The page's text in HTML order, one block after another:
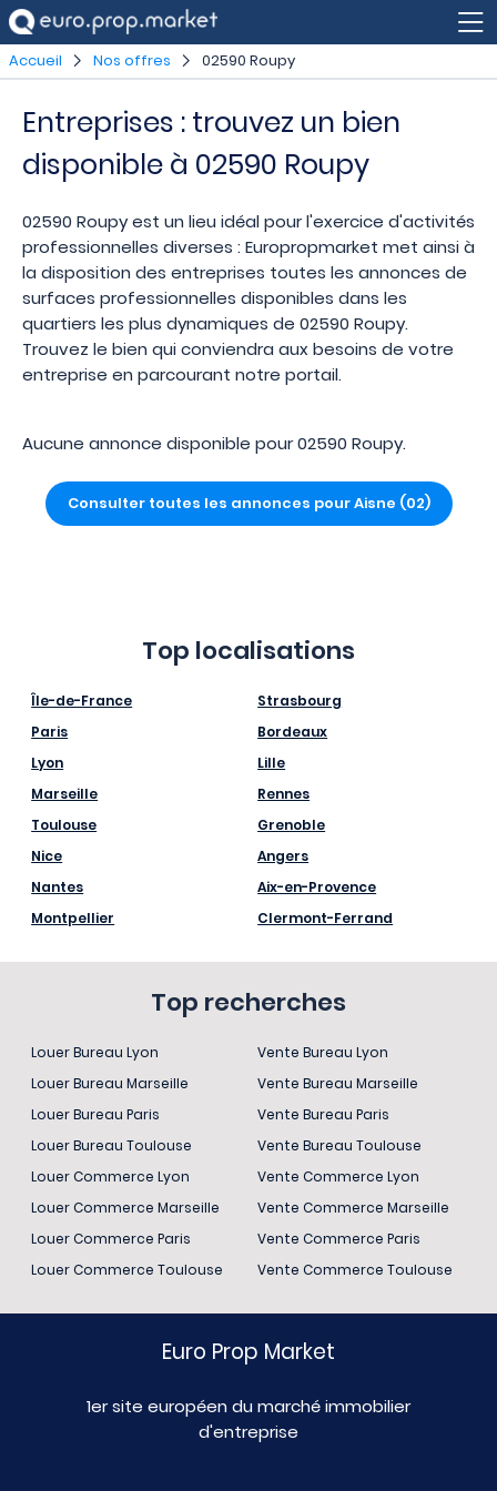
Accueil Nos offres 02590 Roupy
Entreprises : trouvez un bien
disponible à 02590 Roupy
02590 Roupy est un lieu idéal pour l'exercice d'activités
professionnelles diverses : Europropmarket met ainsi à
la disposition des entreprises toutes les annonces de
surfaces professionnelles disponibles dans les
quartiers les plus dynamiques de 02590 Roupy.
Trouvez le bien qui conviendra aux besoins de votre
entreprise en parcourant notre portail.
Aucune annonce disponible pour 02590 Roupy.
Consulter toutes les annonces pour Aisne (02)
Top localisations
Île-de-France
Paris
Lyon
Marseille
Toulouse
Nice
Nantes
Montpellier
Strasbourg
Bordeaux
Lille
Rennes
Grenoble
Angers
Aix-en-Provence
Clermont-Ferrand
Top recherches
Louer Bureau Lyon
Louer Bureau Marseille
Louer Bureau Paris
Louer Bureau Toulouse
Louer Commerce Lyon
Louer Commerce Marseille
Louer Commerce Paris
Louer Commerce Toulouse
Vente Bureau Lyon
Vente Bureau Marseille
Vente Bureau Paris
Vente Bureau Toulouse
Vente Commerce Lyon
Vente Commerce Marseille
Vente Commerce Paris
Vente Commerce Toulouse
Euro Prop Market
1er site européen du marché immobilier
d'entreprise